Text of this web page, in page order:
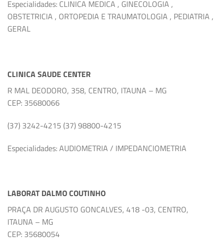
Especialidades: CLINICA MEDICA , GINECOLOGIA ,
OBSTETRICIA , ORTOPEDIA E TRAUMATOLOGIA , PEDIATRIA ,
GERAL
CLINICA SAUDE CENTER
R MAL DEODORO, 358, CENTRO, ITAUNA – MG
CEP: 35680066
(37) 3242-4215 (37) 98800-4215
Especialidades: AUDIOMETRIA / IMPEDANCIOMETRIA
LABORAT DALMO COUTINHO
PRAÇA DR AUGUSTO GONCALVES, 418 -03, CENTRO,
ITAUNA – MG
CEP: 35680054